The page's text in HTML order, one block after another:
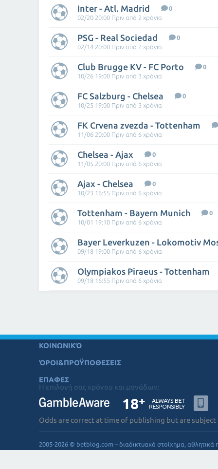
Inter - Atl. Madrid
0
02/20 20:00 Πριν από 2 χρόνια
PSG - Real Sociedad
0
02/14 20:00 Πριν από 2 χρόνια
Club Brugge KV - FC Porto
0
10/26 19:00 Πριν από 3 χρόνια
FC Salzburg - Chelsea
0
10/25 19:00 Πριν από 3 χρόνια
FK Crvena zvezda - Tottenham
11/06 20:00 Πριν από 6 χρόνια
Chelsea - Ajax
0
11/05 20:00 Πριν από 6 χρόνια
Ajax - Chelsea
0
10/23 16:55 Πριν από 6 χρόνια
Tottenham - Bayern Munich
0
10/01 19:10 Πριν από 6 χρόνια
Bayer Leverkuzen - Lokomotiv
09/18 19:00 Πριν από 6 χρόνια
Olympiakos Piraeus - Tottenham
09/18 16:55 Πριν από 6 χρόνια
ΚΟΙΝΩΝΙΚΌ
ΌΡΟΙ&ΠΡΟΫΠΟΘΕΣΕΙΣ
ΕΠΑΦΕΣ
Η επιλογή σας χρόνου και μονάδων:
Odds are correct at time of publishing but are subject
2005-2026 © betblog.com – διαδικτυακό στοίχημα, αθλητικά